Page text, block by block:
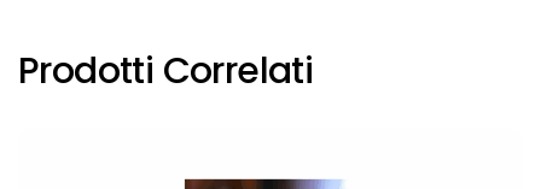
Prodotti Correlati